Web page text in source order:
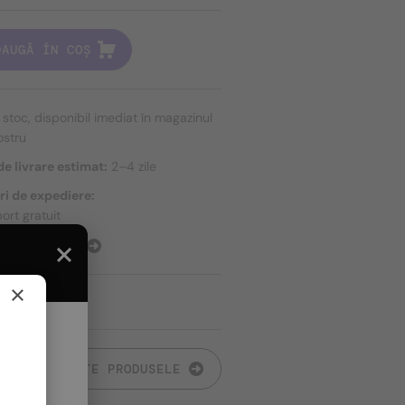
ÎN COȘ
stoc, disponibil imediat în magazinul
livrare estimat: 2–4 zile
de expediere:
gratuit
EXPEDIERE
TOATE PRODUSELE
×